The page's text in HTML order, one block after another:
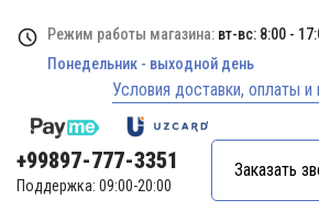
Режим работы магазина: вт-вс: 8:00 -
Понедельник - выходной день
Условия доставки, оплаты и
+99897-777-3351
Поддержка: 09:00-20:00
Заказать